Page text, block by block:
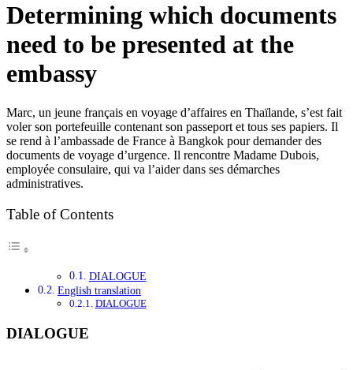
Determining which documents
need to be presented at the
embassy
Marc, un jeune français en voyage d’affaires en Thaïlande, s’est fait
voler son portefeuille contenant son passeport et tous ses papiers. Il
se rend à l’ambassade de France à Bangkok pour demander des
documents de voyage d’urgence. Il rencontre Madame Dubois,
employée consulaire, qui va l’aider dans ses démarches
administratives.
Table of Contents
DIALOGUE
English translation
DIALOGUE
DIALOGUE